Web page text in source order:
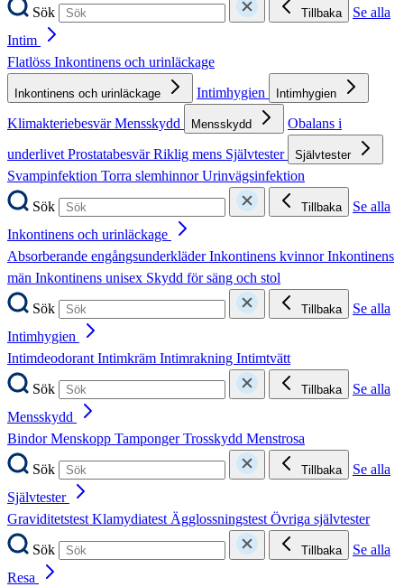
Sök
Tillbaka
Se alla
Intim
Flatlöss Inkontinens och urinläckage
Inkontinens och urinläckage Intimhygien Intimhygien
KlimakteriebesvärMensskydd Mensskydd
Obalans i
underlivetProstatabesvärRiklig mens Självtester Självtester
Svampinfektion Torra slemhinnorUrinvägsinfektion
Sök
Tillbaka
Se alla
Inkontinens och urinläckage
Absorberande engångsunderkläderInkontinens kvinnorInkontinens
män Inkontinens unisex Skydd för säng och stol
Sök
Tillbaka
Se alla
Intimhygien
IntimdeodorantIntimkräm Intimrakning Intimtvätt
Sök
Tillbaka
Se alla
Mensskydd
BindorMenskopp TampongerTrosskydd Menstrosa
Sök
Tillbaka
Se alla
Självtester
GraviditetstestKlamydiatestÄgglossningstestÖvriga självtester
Sök
Tillbaka
Se alla
Resa